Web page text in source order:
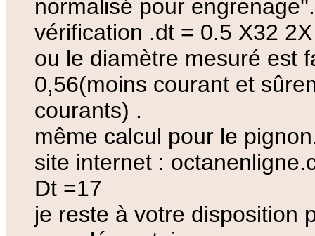
normalisé pour
vérification .dt = 0.5 X32
ou le diamètre mesuré est
0,56(moins courant et
courants) .
même calcul pour le
site internet :
Dt =17
je reste à votre disposition